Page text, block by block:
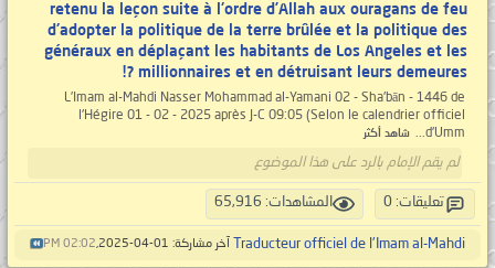
retenu la leçon suite à l'ordre d’Allah aux ouragans de feu
d'adopter la politique de la terre brûlée et la politique des
généraux en déplaçant les habitants de Los Angeles et les
millionnaires et en détruisant leurs demeures ?!
L’Imam al-Mahdi Nasser Mohammad al-Yamani 02 - Sha'bān - 1446 de
l'Hégire 01 - 02 - 2025 après J-C 09:05 (Selon le calendrier officiel
d'Umm...
شاهد أكثر
لم يقم الإمام بالرد على هذا الموضوع
تعليقات: 0 المشاهدات: 65,916
Traducteur officiel de l'Imam al-Mahdi آخر مشاركة: 01-04-2025, 02:02 PM